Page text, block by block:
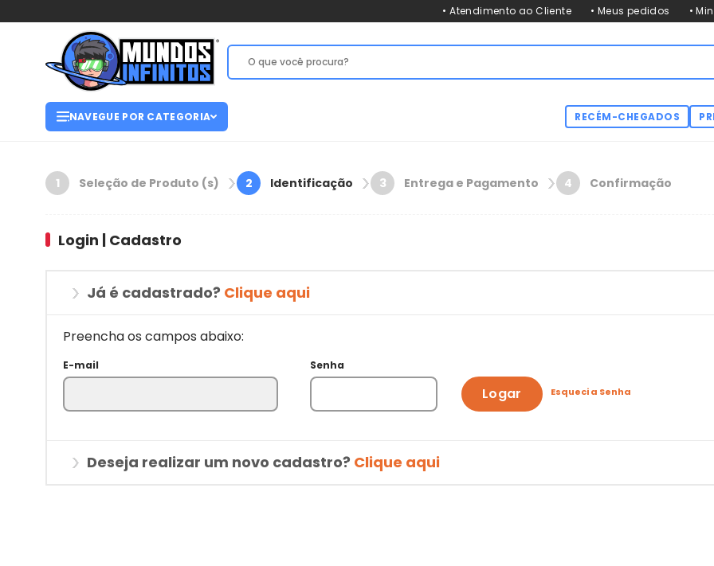
• Atendimento ao Cliente • Meus pedidos •
NAVEGUE POR CATEGORIA RECÉM-CHEGADOS
1 Seleção de Produto (s) 2 Identificação 3 Entrega e Pagamento 4 Confirmação
Login | Cadastro
Já é cadastrado? Clique aqui
Preencha os campos abaixo:
E-mail Senha
Logar Esqueci a Senha
Deseja realizar um novo cadastro? Clique aqui